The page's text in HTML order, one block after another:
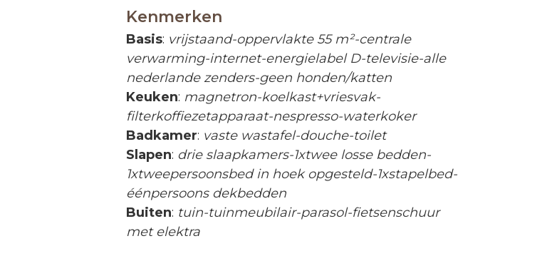
Kenmerken
Basis: vrijstaand-oppervlakte 55 m²-centrale
verwarming-internet-energielabel D-televisie-alle
nederlande zenders-geen honden/katten
Keuken: magnetron-koelkast+vriesvak-
filterkoffiezetapparaat-nespresso-waterkoker
Badkamer: vaste wastafel-douche-toilet
Slapen: drieslaapkamers-1xtwee losse bedden-
1xtweepersoonsbed in hoek opgesteld-1xstapelbed-
éénpersoons dekbedden
Buiten: tuin-tuinmeubilair-parasol-fietsenschuur
met elektra